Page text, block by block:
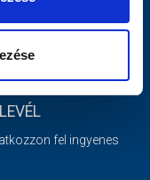
fel ingyenes